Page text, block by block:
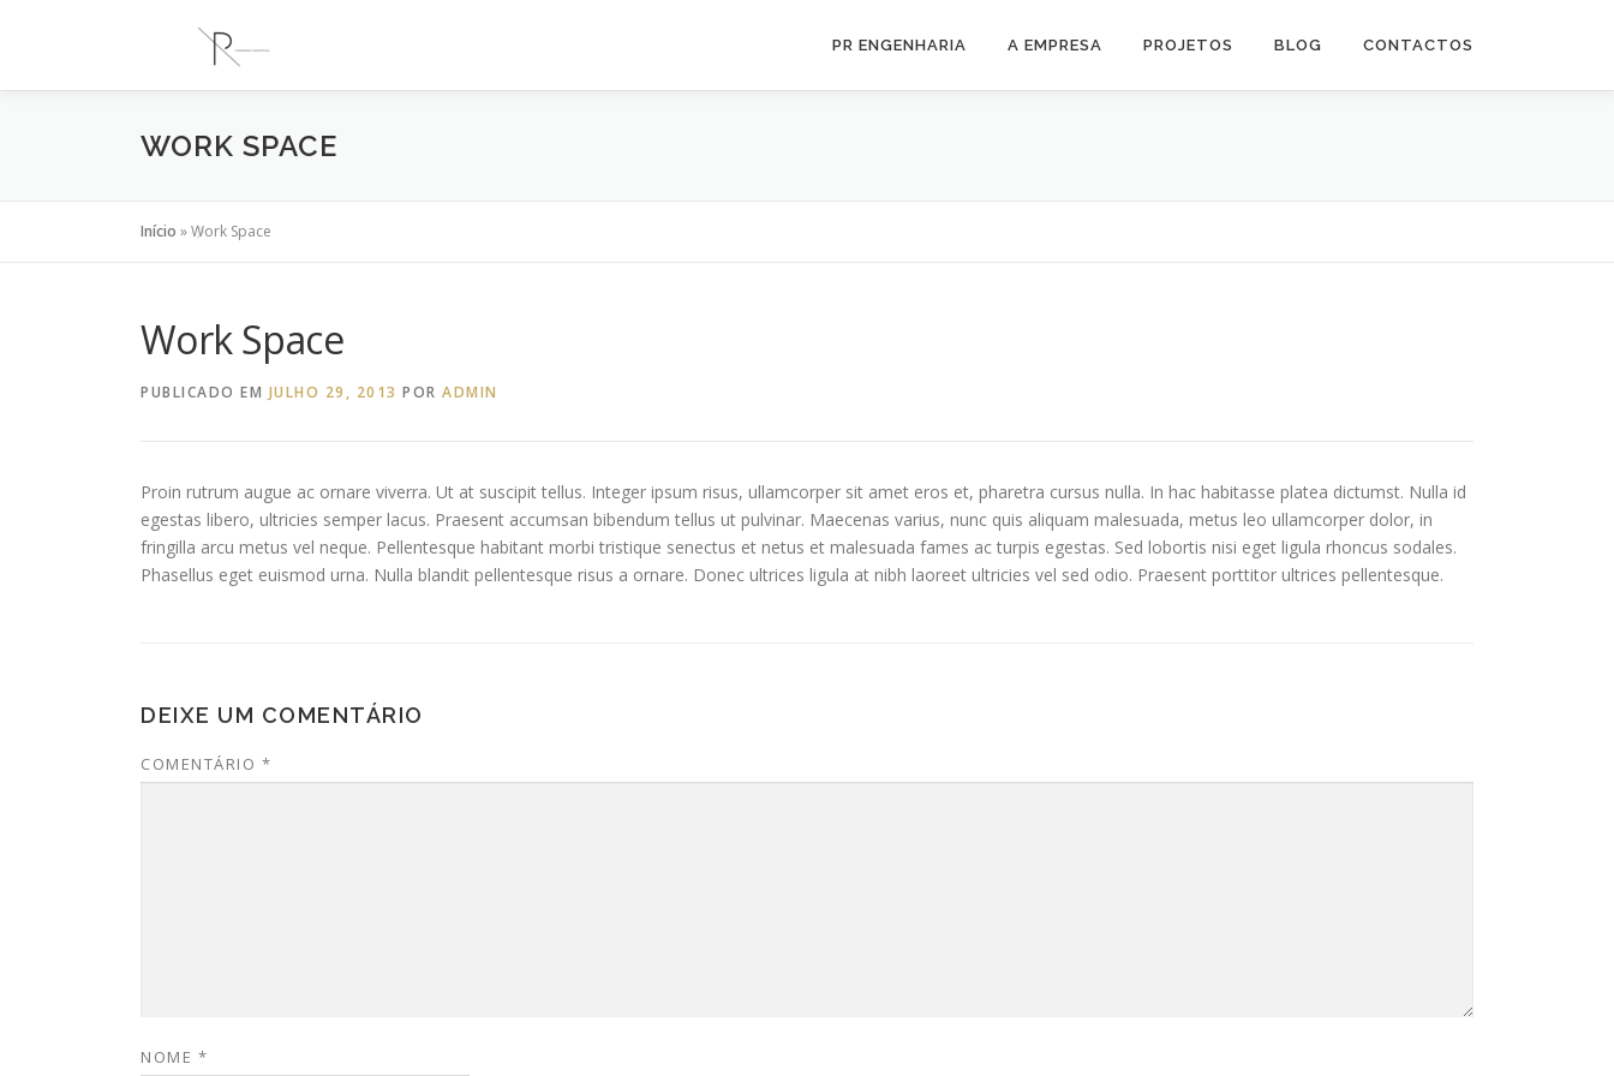
PR ENGENHARIA A EMPRESA PROJETOS BLOG CONTACTOS
WORK SPACE
Início »Work Space
Work Space
PUBLICADO EM JULHO 29, 2013 POR ADMIN
Proin rutrum augue ac ornare viverra. Ut at suscipit tellus. Integer ipsum risus, ullamcorper sit amet eros et, pharetra cursus nulla. In hac habitasse platea dictumst. Nulla id
egestas libero, ultricies semper lacus. Praesent accumsan bibendum tellus ut pulvinar. Maecenas varius, nunc quis aliquam malesuada, metus leo ullamcorper dolor, in
fringilla arcu metus vel neque. Pellentesque habitant morbi tristique senectus et netus et malesuada fames ac turpis egestas. Sed lobortis nisi eget ligula rhoncus sodales.
Phasellus eget euismod urna. Nulla blandit pellentesque risus a ornare. Donec ultrices ligula at nibh laoreet ultricies vel sed odio. Praesent porttitor ultrices pellentesque.
DEIXE UM COMENTÁRIO
COMENTÁRIO *
NOME *